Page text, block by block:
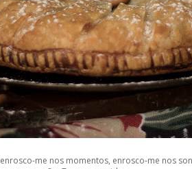
me nos momentos, enrosco-me nos